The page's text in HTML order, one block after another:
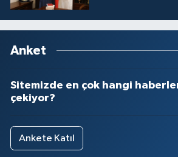
Anket
Sitemizde en çok hangi
çekiyor?
Ankete Katıl